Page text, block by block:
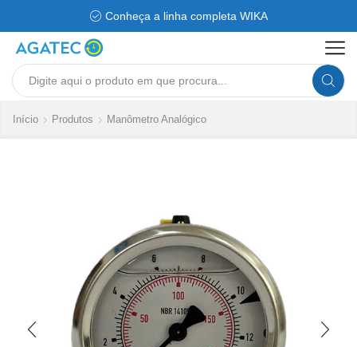
Conheça a linha completa WIKA
Search
Início Produtos Manômetro Analógico